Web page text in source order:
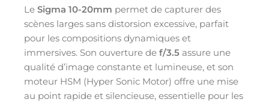
Le Sigma 10-20mm permet de capturer des
scènes larges sans distorsion excessive, parfait
pour les compositions dynamiques et
immersives. Son ouverture de f/3.5 assure une
qualité d’image constante et lumineuse, et son
moteur HSM (Hyper Sonic Motor) offre une mise
au point rapide et silencieuse, essentielle pour les